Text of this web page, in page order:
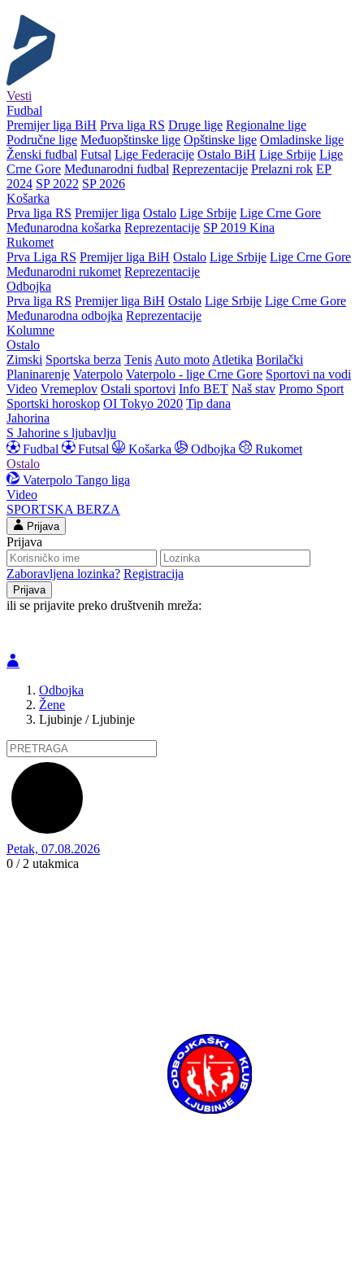
Vesti
Fudbal
Premijer liga BiH Prva liga RS Druge lige Regionalne lige
Područne lige Međuopštinske lige Opštinske lige Omladinske lige
Ženski fudbal Futsal Lige Federacije Ostalo BiH Lige Srbije Lige
Crne Gore Međunarodni fudbal Reprezentacije Prelazni rok EP
2024 SP 2022 SP 2026
Košarka
Prva liga RS Premijer liga Ostalo Lige Srbije Lige Crne Gore
Međunarodna košarka Reprezentacije SP 2019 Kina
Rukomet
Prva Liga RS Premijer liga BiH Ostalo Lige Srbije Lige Crne Gore
Međunarodni rukomet Reprezentacije
Odbojka
Prva liga RS Premijer liga BiH Ostalo Lige Srbije Lige Crne Gore
Međunarodna odbojka Reprezentacije
Kolumne
Ostalo
Zimski Sportska berza Tenis Auto moto Atletika Borilački
Planinarenje Vaterpolo Vaterpolo - lige Crne Gore Sportovi na vodi
Video Vremeplov Ostali sportovi Info BET Naš stav Promo Sport
Sportski horoskop OI Tokyo 2020 Tip dana
Jahorina
S Jahorine s ljubavlju
Fudbal
Futsal Košarka Odbojka
Rukomet
Ostalo
Vaterpolo Tango liga
Video
SPORTSKA BERZA
Prijava
Prijava
Zaboravljena lozinka? Registracija
ili se prijavite preko društvenih mreža:
Odbojka
Žene
Ljubinje / Ljubinje
Petak, 07.08.2026
0 / 2 utakmica